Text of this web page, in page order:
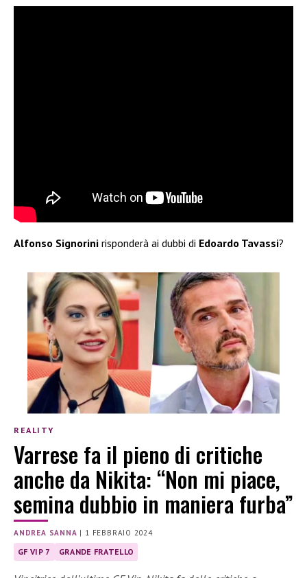
Alfonso Signorini risponderà ai dubbi di Edoardo Tavassi?
REALITY
Varrese fa il pieno di critiche
anche da Nikita: “Non mi piace,
semina dubbio in maniera furba”
ANDREA SANNA | 1 FEBBRAIO 2024
GF VIP 7 GRANDE FRATELLO